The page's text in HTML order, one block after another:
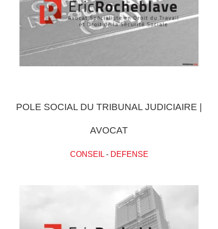
POLE SOCIAL DU TRIBUNAL JUDICIAIRE |
AVOCAT
CONSEIL- DEFENSE